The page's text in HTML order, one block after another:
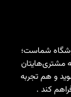
شماست؛
مشتری‌هایتان
و هم تجربه
کند .